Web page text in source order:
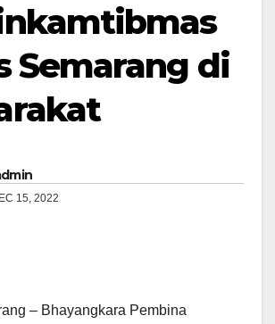
Semarang di
15, 2022
– Bhayangkara Pembina